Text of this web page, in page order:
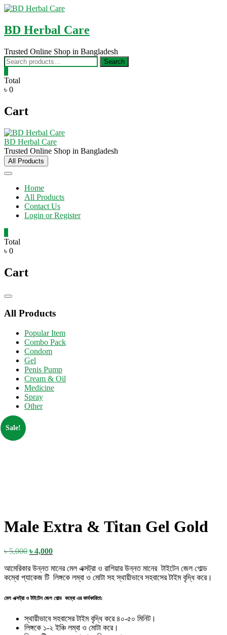
Skip
content
BD Herbal Care
Trusted Online Shop in Bangladesh
Search
for:
Search
Total
৳ 0
Cart
BD Herbal Care
Trusted Online Shop in Bangladesh
All Products
Home
All Products
Contact Us
Login or Register
Total
৳ 0
Cart
Catalog
All Products
Popular Item
Combo Pack
Condom
Gel
Penis Pump
Cream & Oil
Medicine
Spray
Other
Sale!
Male Extra & Titan Gel Gold
৳5,000 Original
was:
৳ 5,000.
৳4,000Current
is:
৳ 4,000.
আমেরিকার উন্নত মানের মেল এক্সট্রা ও রাশিয়ার উন্নত মানের টাইটেন জেল গোল্ড
কম্বো প্যাকেজ টি লিঙ্গকে লম্বা ও মোটা সহ স্থায়ীভাবে সহবাসের টাইম বৃদ্ধি করে।
মেল এক্সট্রা ও টাইটেন জেল গোল্ড কম্বো এর কার্যকারিতা:
স্থায়ীভাবে সহবাসের টাইম বৃদ্ধি করে ৪০-৫০ মিনিট।
লিঙ্গকে ১-২ ইঞ্চি লম্বা ও মোটা করে।